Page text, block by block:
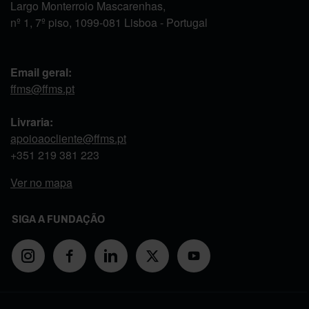
Largo Monterroio Mascarenhas,
nº 1, 7º piso, 1099-081 Lisboa - Portugal
Email geral:
ffms@ffms.pt
Livraria:
apoioaocliente@ffms.pt
+351 219 381 223
Ver no mapa
SIGA A FUNDAÇÃO